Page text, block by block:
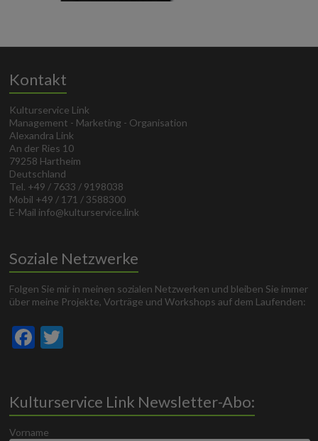
Kontakt
Kulturservice Link
Management - Marketing - Organisation
Alexandra Link
An der Ries 10
79258 Hartheim
Deutschland
Tel. +49 / 7633 / 9198038
Mobil +49 / 171 / 3588300
E-Mail info@kulturservice.link
Soziale Netzwerke
Folgen Sie mir in meinen sozialen Netzwerken und bleiben Sie immer
über meine Projekte, Vorträge und Workshops auf dem Laufenden:
F
b
o
er
Kulturservice Link Newsletter-Abo:
Vorname